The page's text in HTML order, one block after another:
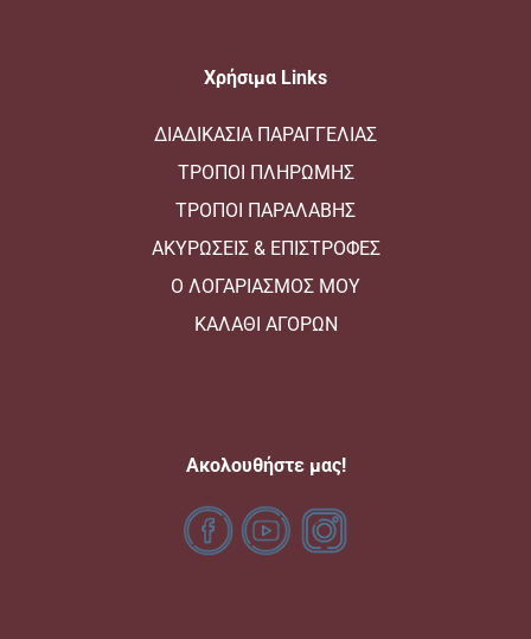
Xρήσιμα Links
ΔΙΑΔΙΚΑΣΙΑ ΠΑΡΑΓΓΕΛΙΑΣ
ΤΡΟΠΟΙ ΠΛΗΡΩΜΗΣ
ΤΡΟΠΟΙ ΠΑΡΑΛΑΒΗΣ
ΑΚΥΡΩΣΕΙΣ & ΕΠΙΣΤΡΟΦΕΣ
Ο ΛΟΓΑΡΙΑΣΜΟΣ ΜΟΥ
ΚΑΛΑΘΙ ΑΓΟΡΩΝ
Aκολουθήστε μας!